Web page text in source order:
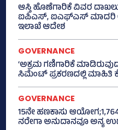
ಆಸ್ತಿ ಹೊಣೆಗಾರಿಕೆ ವಿವರ
ಐಪಿಎಸ್‌, ಐಎಫ್‌ಎಸ್‌ ಮಾದರಿ
ಇಲಾಖೆ ಆದೇಶ
GOVERNANCE
‘ಅಕ್ರಮ ಗಣಿಗಾರಿಕೆ
ಸಿಮೆಂಟ್ ಪ್ರಕರಣದಲ್ಲಿ
GOVERNANCE
15ನೇ ಹಣಕಾಸು
ನರೇಗಾ ಅನುದಾನವೂ ಅನ್ಯ